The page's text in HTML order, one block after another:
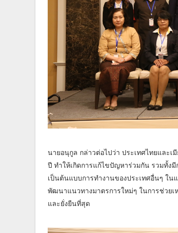
นายอนุกูล กล่าวต่อไปว่า ประเทศไทยและ
ปี ทำให้เกิดการแก้ไขปัญหาร่วมกัน รวมทั้ง
เป็นต้นแบบการทำงานของประเทศอื่นๆ ใน
พัฒนาแนวทางมาตรการใหม่ๆ ในการช่วยเ
และยั่งยืนที่สุด